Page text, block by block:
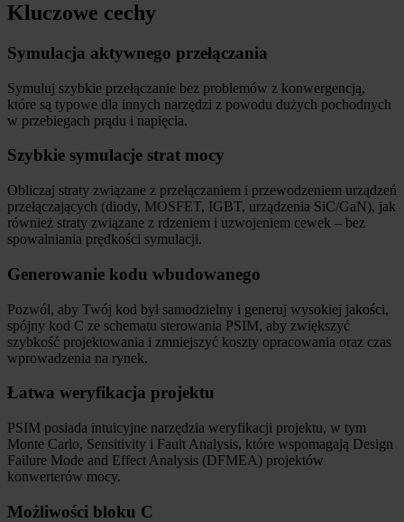
Kluczowe cechy
Symulacja aktywnego przełączania
Symuluj szybkie przełączanie bez problemów z konwergencją,
które są typowe dla innych narzędzi z powodu dużych pochodnych
w przebiegach prądu i napięcia.
Szybkie symulacje strat mocy
Obliczaj straty związane z przełączaniem i przewodzeniem urządzeń
przełączających (diody, MOSFET, IGBT, urządzenia SiC/GaN), jak
również straty związane z rdzeniem i uzwojeniem cewek – bez
spowalniania prędkości symulacji.
Generowanie kodu wbudowanego
Pozwól, aby Twój kod był samodzielny i generuj wysokiej jakości,
spójny kod C ze schematu sterowania PSIM, aby zwiększyć
szybkość projektowania i zmniejszyć koszty opracowania oraz czas
wprowadzenia na rynek.
Łatwa weryfikacja projektu
PSIM posiada intuicyjne narzędzia weryfikacji projektu, w tym
Monte Carlo, Sensitivity i Fault Analysis, które wspomagają Design
Failure Mode and Effect Analysis (DFMEA) projektów
konwerterów mocy.
Możliwości bloku C